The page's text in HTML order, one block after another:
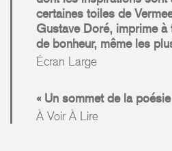
certaines toiles de
Gustave Doré, imprime
de bonheur, même les
Écran Large
Un sommet de la
À Voir À Lire